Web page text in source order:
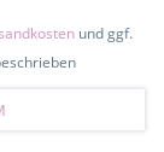
und ggf.